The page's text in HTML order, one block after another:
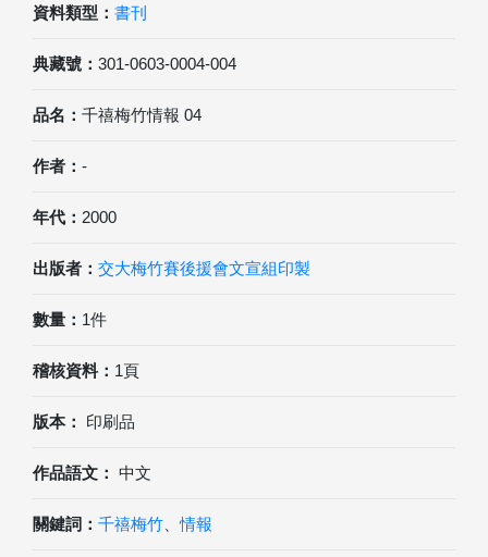
資料類型： 書刊
典藏號： 301-0603-0004-004
品名： 千禧梅竹情報 04
作者： -
年代： 2000
出版者： 交大梅竹賽後援會文宣組印製
數量： 1件
稽核資料： 1頁
版本： 印刷品
作品語文： 中文
關鍵詞： 千禧梅竹 、情報